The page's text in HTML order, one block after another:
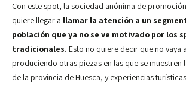
Con este spot, la sociedad anónima de promoción
quiere llegar a llamar la atención a un
población que ya no se ve motivado por los
tradicionales. Esto no quiere decir que no vaya
produciendo otras piezas en las que se muestren
de la provincia de Huesca, y experiencias